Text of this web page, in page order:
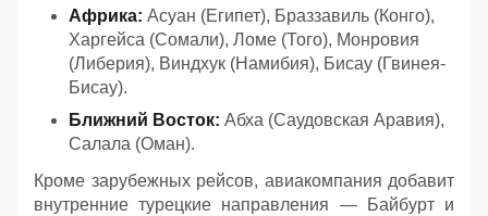
Африка: Асуан (Египет), Браззавиль (Конго),
Харгейса (Сомали), Ломе (Того), Монровия
(Либерия), Виндхук (Намибия), Бисау (Гвинея-
Бисау).
Ближний Восток: Абха (Саудовская Аравия),
Салала (Оман).
Кроме зарубежных рейсов, авиакомпания добавит
внутренние турецкие направления — Байбурт и